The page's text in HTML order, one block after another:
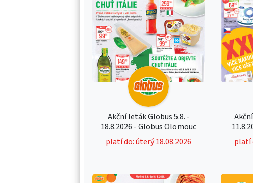
Akční leták Globus 5.8. -
18.8.2026 - Globus Olomouc
platí do: úterý 18.08.2026
platí